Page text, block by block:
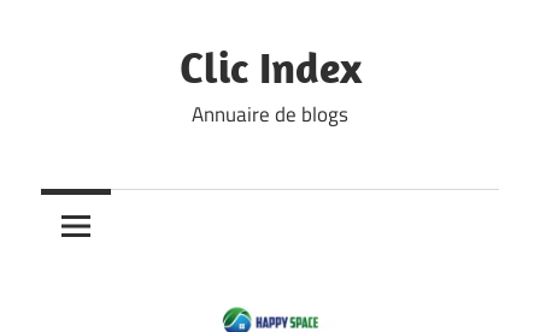
Clic Index
Annuaire de blogs